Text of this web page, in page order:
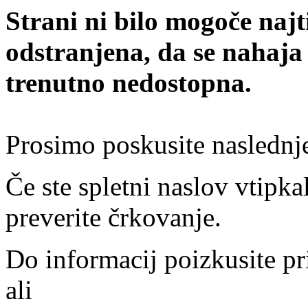
Strani ni bilo mogoče
odstranjena, da se
trenutno nedostopna.
Prosimo poskusite
Če ste spletni naslov
preverite črkovanje.
Do informacij poizkusite
ali